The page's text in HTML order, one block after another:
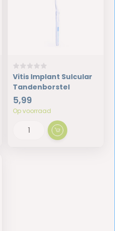
Vitis Implant Sulcular
Tandenborstel
5,99
Op voorraad